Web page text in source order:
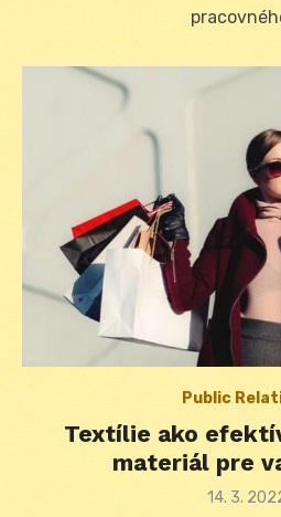
Public
Textílie ako
materiál pre
Posted
14. 3.